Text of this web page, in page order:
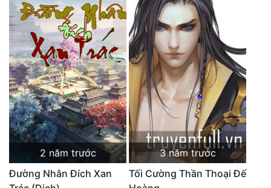
Đông Phương
Đông Phương Huyền Huyễn
Đồng Nhân
Cẩu Đạo Trường Sinh
Ngự Thú
Truyện Nam
Truyện Nữ
2 năm trước
Đường Nhân Đích Xan
3 năm trước
Tối Cường Thần Thoại Đế